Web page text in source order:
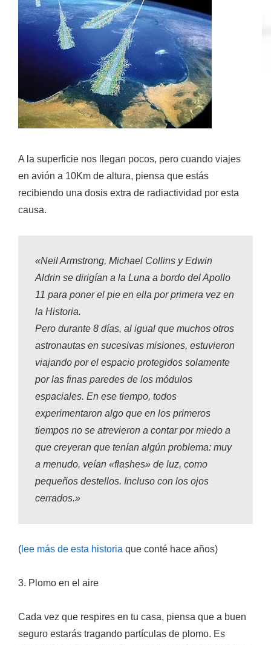
A la superficie nos llegan pocos, pero cuando viajes
en avión a 10Km de altura, piensa que estás
recibiendo una dosis extra de radiactividad por esta
causa.
«Neil Armstrong, Michael Collins y Edwin
Aldrin se dirigían a la Luna a bordo del Apollo
11 para poner el pie en ella por primera vez en
la Historia.
Pero durante 8 días, al igual que muchos otros
astronautas en sucesivas misiones, estuvieron
viajando por el espacio protegidos solamente
por las finas paredes de los módulos
espaciales. En ese tiempo, todos
experimentaron algo que en los primeros
tiempos no se atrevieron a contar por miedo a
que creyeran que tenían algún problema: muy
a menudo, veían «flashes» de luz, como
pequeños destellos. Incluso con los ojos
cerrados.»
( lee más de esta historia que conté hace años)
3. Plomo en el aire
Cada vez que respires en tu casa, piensa que a buen
seguro estarás tragando partículas de plomo. Es